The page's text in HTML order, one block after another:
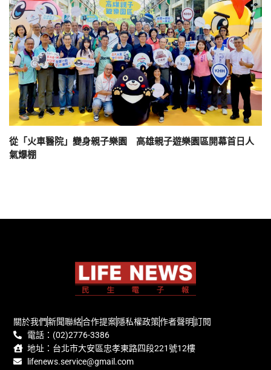
從「火車醫院」變身親子樂園 高雄親子遊樂園區開幕首日人
氣爆棚
關於我們新聞聯絡合作提案隱私權政策作者聲明訂閱
電話：(02)2776-3386
地址：台北市大安區忠孝東路四段221號12樓
lifenews.service@gmail.com